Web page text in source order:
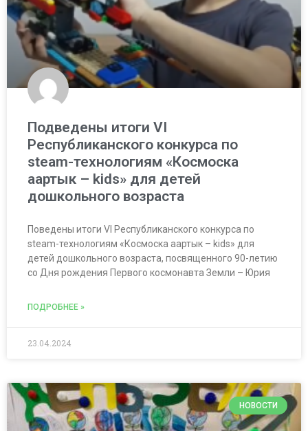
Подведены итоги VI
Республиканского конкурса по
steam-технологиям «Космоска
аартык – kids» для детей
дошкольного возраста
Поведены итоги VI Республиканского конкурса по
steam-технологиям «Космоска аартык – kids» для
детей дошкольного возраста, посвященного 90-летию
со Дня рождения Первого космонавта Земли – Юрия
ПОДРОБНЕЕ »
23.04.2024
НОВОСТИ